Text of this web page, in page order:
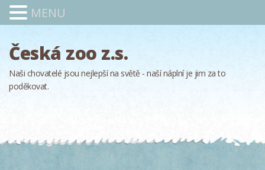
Česká zoo z.s.
Naši chovatelé jsou nejlepší na světě - naší náplní je jim za to
poděkovat.
MENU